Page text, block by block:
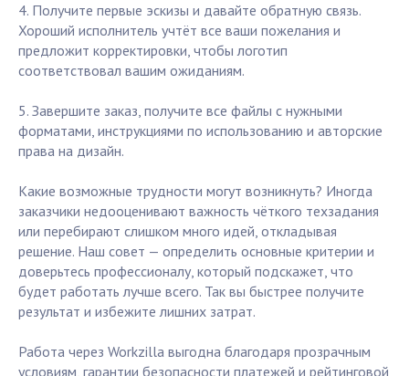
4. Получите первые эскизы и давайте обратную связь.
Хороший исполнитель учтёт все ваши пожелания и
предложит корректировки, чтобы логотип
соответствовал вашим ожиданиям.
5. Завершите заказ, получите все файлы с нужными
форматами, инструкциями по использованию и авторские
права на дизайн.
Какие возможные трудности могут возникнуть? Иногда
заказчики недооценивают важность чёткого техзадания
или перебирают слишком много идей, откладывая
решение. Наш совет — определить основные критерии и
доверьтесь профессионалу, который подскажет, что
будет работать лучше всего. Так вы быстрее получите
результат и избежите лишних затрат.
Работа через Workzilla выгодна благодаря прозрачным
условиям, гарантии безопасности платежей и рейтинговой